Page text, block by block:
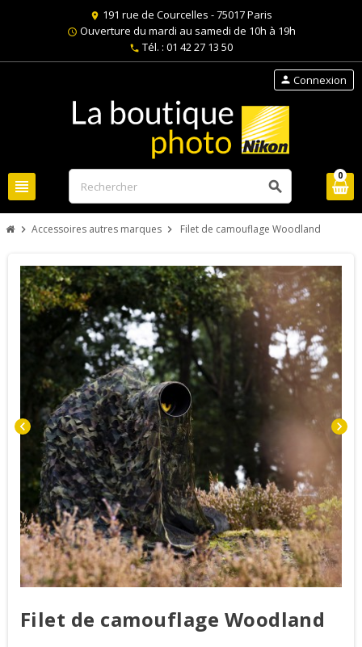
location_on 191 rue de Courcelles - 75017 Paris
schedule Ouverture du mardi au samedi de 10h à 19h
phone Tél. : 01 42 27 13 50
view_headline search
person Connexion
0
chevron_right Accessoires autres marques chevron_right Filet de camouflage Woodland
chevron_left chevron_right
Filet de camouflage Woodland